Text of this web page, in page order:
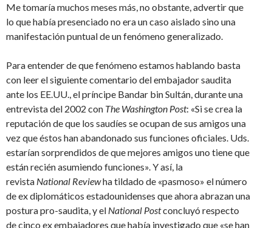
Me tomaría muchos meses más, no obstante, advertir que
lo que había presen­ciado no era un caso aislado sino una
manifestación puntual de un fenómeno generalizado.
Para entender de que fenómeno estamos hablando basta
con leer el siguiente comentario del embajador saudita
ante los EE.UU., el príncipe Bandar bin Sultán, durante una
entrevista del 2002 con The Washington Post: «Si se crea la
reputación de que los saudíes se ocupan de sus amigos una
vez que éstos han abandonado sus funciones oficiales. Uds.
estarían sorprendidos de que mejores amigos uno tiene que
están recién asumiendo funciones». Y así, la
revista National Reviewha tildado de «pasmoso» el número
de ex diplomáticos estadounidenses que ahora abrazan una
postura pro-saudita, y el National Postconcluyó respecto
de cinco ex embajadores que había investigado que «se han